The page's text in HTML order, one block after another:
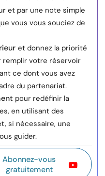
et par une note simple
vous vous souciez de
et donnez la priorité
remplir votre réservoir
ce dont vous avez
du partenariat.
pour redéfinir la
en utilisant des
si nécessaire, une
guider.
Abonnez-vous
gratuitement